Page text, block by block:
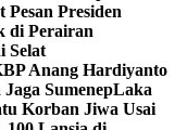
Presiden
di Perairan
Selat
Anang Hardiyanto
SumenepLaka
Korban Jiwa Usai